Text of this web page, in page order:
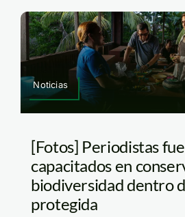
Noticias
[Fotos] Periodistas
capacitados en
biodiversidad dentro
protegida